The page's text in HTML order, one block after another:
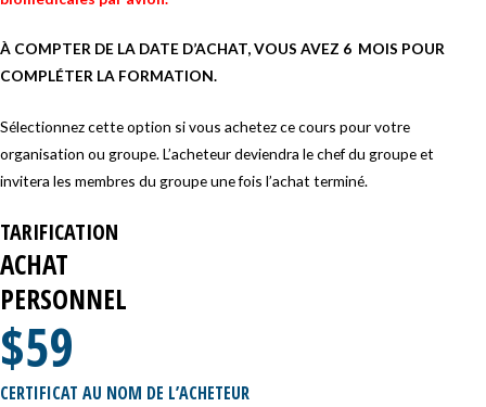
À COMPTER DE LA DATE D’ACHAT, VOUS AVEZ 6 MOIS POUR
COMPLÉTER LA FORMATION.
Sélectionnez cette option si vous achetez ce cours pour votre
organisation ou groupe. L’acheteur deviendra le chef du groupe et
invitera les membres du groupe une fois l’achat terminé.
TARIFICATION
ACHAT
PERSONNEL
$59
CERTIFICAT AU NOM DE L’ACHETEUR